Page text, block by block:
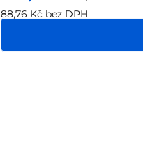
88,76 Kč bez DPH